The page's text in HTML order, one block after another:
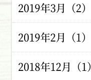
2019年3月（2）
2019年2月（1）
2018年12月（1）